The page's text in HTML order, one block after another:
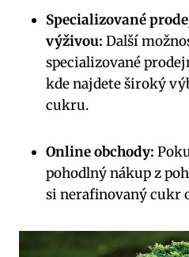
Specializované
výživou: Další
specializované
kde najdete široký
cukru.
Online obchody:
pohodlný nákup z
si nerafinovaný cukr